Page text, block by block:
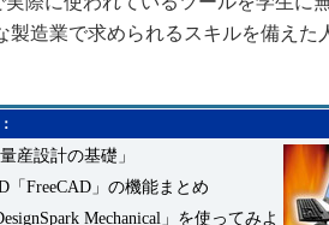
製造業で求められるスキルを備えた
産設計の基礎」
「FreeCAD」の機能まとめ
Mechanical」を使ってみよ